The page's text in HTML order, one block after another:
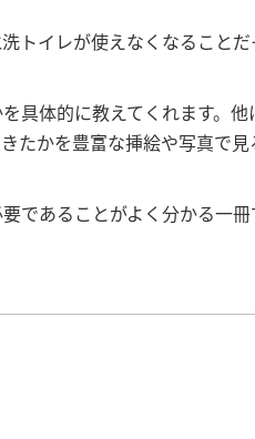
トイレが使えなくなることだ
具体的に教えてくれます。他
たかを豊富な挿絵や写真で見
であることがよく分かる一冊